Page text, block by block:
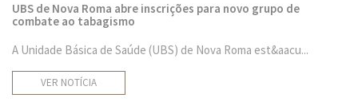
UBS de Nova Roma abre inscrições para novo grupo de
combate ao tabagismo
A Unidade Básica de Saúde (UBS) de Nova Roma est&aacu...
VER NOTÍCIA